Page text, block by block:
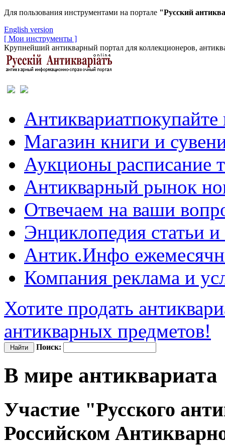
Для пользования инструментами на портале "Русский
English version
[ Мои инструменты ]
Крупнейший антикварный портал для коллекционеров,
Антиквариатпокупайте
Магазин книги и
Аукционы расписание
Антикварный рынок
Отвечаем на ваши
Энциклопедия статьи
Антик.Инфо
Компания реклама и
Хотите продать
антикварных предметов!
Поиск:
В мире антиквариата
Участие "Русского
Российском